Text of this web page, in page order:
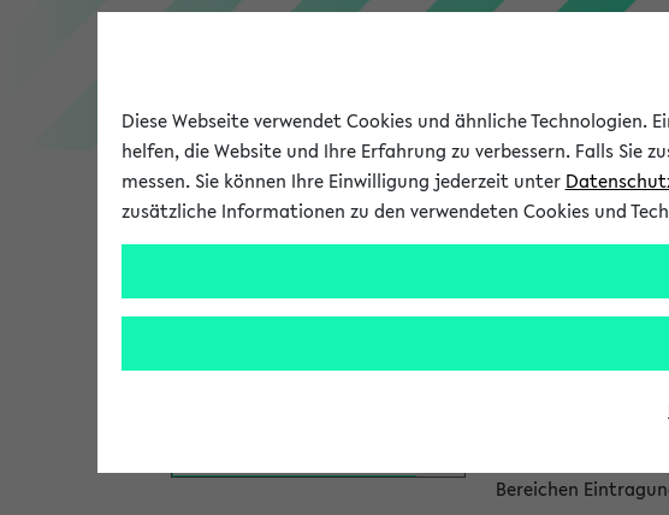
Universität Forschung Studium
Hilfe &
Das Personen-
Die Inhalte des
Bereichen
Diese Webseite verwendet Cookies und ähnliche
helfen, die Website und Ihre Erfahrung zu verbessern. Falls
messen. Sie können Ihre Einwilligung jederzeit unter
zusätzliche Informationen zu den verwendeten Cookies und